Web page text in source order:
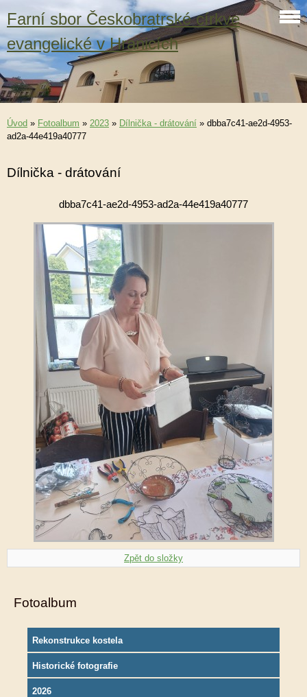
Farní sbor Českobratrské církve
evangelické v Hranicích
Úvod » Fotoalbum » 2023 » Dílnička - drátování » dbba7c41-ae2d-4953-
ad2a-44e419a40777
Dílnička - drátování
dbba7c41-ae2d-4953-ad2a-44e419a40777
Zpět do složky
Fotoalbum
Rekonstrukce kostela
Historické fotografie
2026